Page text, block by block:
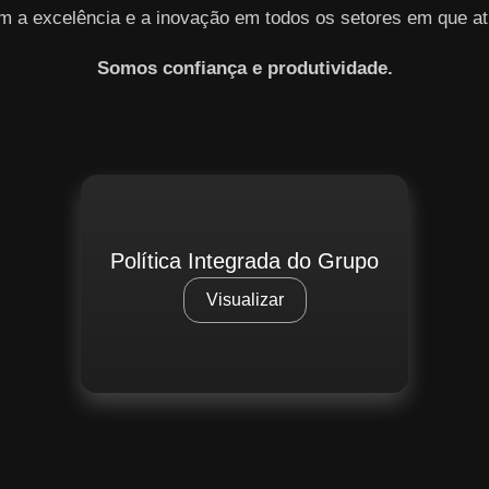
a excelência e a inovação em todos os setores em que
Somos confiança e produtividade.
Política Integrada do Grupo
Visualizar